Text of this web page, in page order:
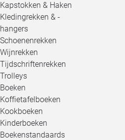
Kapstokken & Haken
Kledingrekken & -
hangers
Schoenenrekken
Wijnrekken
Tijdschriftenrekken
Trolleys
Boeken
Koffietafelboeken
Kookboeken
Kinderboeken
Boekenstandaards